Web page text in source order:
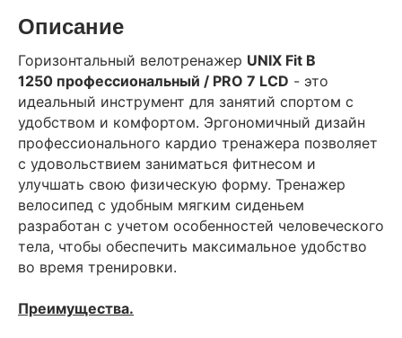
Описание
Горизонтальный велотренажер UNIX Fit B
1250 профессиональный / PRO 7 LCD - это
идеальный инструмент для занятий спортом с
удобством и комфортом. Эргономичный дизайн
профессионального кардио тренажера позволяет
с удовольствием заниматься фитнесом и
улучшать свою физическую форму. Тренажер
велосипед с удобным мягким сиденьем
разработан с учетом особенностей человеческого
тела, чтобы обеспечить максимальное удобство
во время тренировки.
Преимущества.